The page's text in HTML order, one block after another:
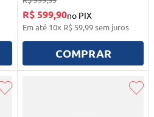
R$ 599,90no PIX
Em até 10x R$ 59,99sem juros
COMPRAR